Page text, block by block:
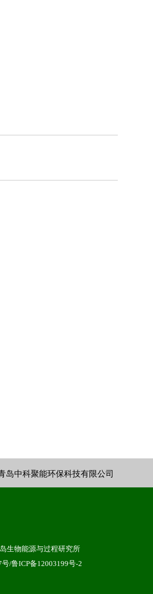
岛中科聚能环保科技有限公司
生物能源与过程研究所
/鲁ICP备12003199号-2